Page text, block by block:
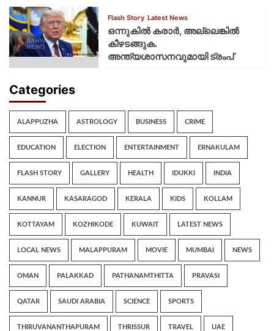
Flash Story Latest News
ഒന്നുകില്‍ കരാര്‍, അല്ലെങ്കില്‍
കീഴടങ്ങുക.
അന്ത്യശാസനവുമായി ട്രംപ്
Categories
ALAPPUZHA ASTROLOGY BUSINESS CRIME
EDUCATION ELECTION ENTERTAINMENT ERNAKULAM
FLASH STORY GALLERY HEALTH IDUKKI INDIA
KANNUR KASARAGOD KERALA KIDS KOLLAM
KOTTAYAM KOZHIKODE KUWAIT LATEST NEWS
LOCAL NEWS MALAPPURAM MOVIE MUMBAI NEWS
OMAN PALAKKAD PATHANAMTHITTA PRAVASI
QATAR SAUDI ARABIA SCIENCE SPORTS
THIRUVANANTHAPURAM THRISSUR TRAVEL UAE